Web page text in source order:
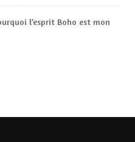
l’esprit Boho est mon